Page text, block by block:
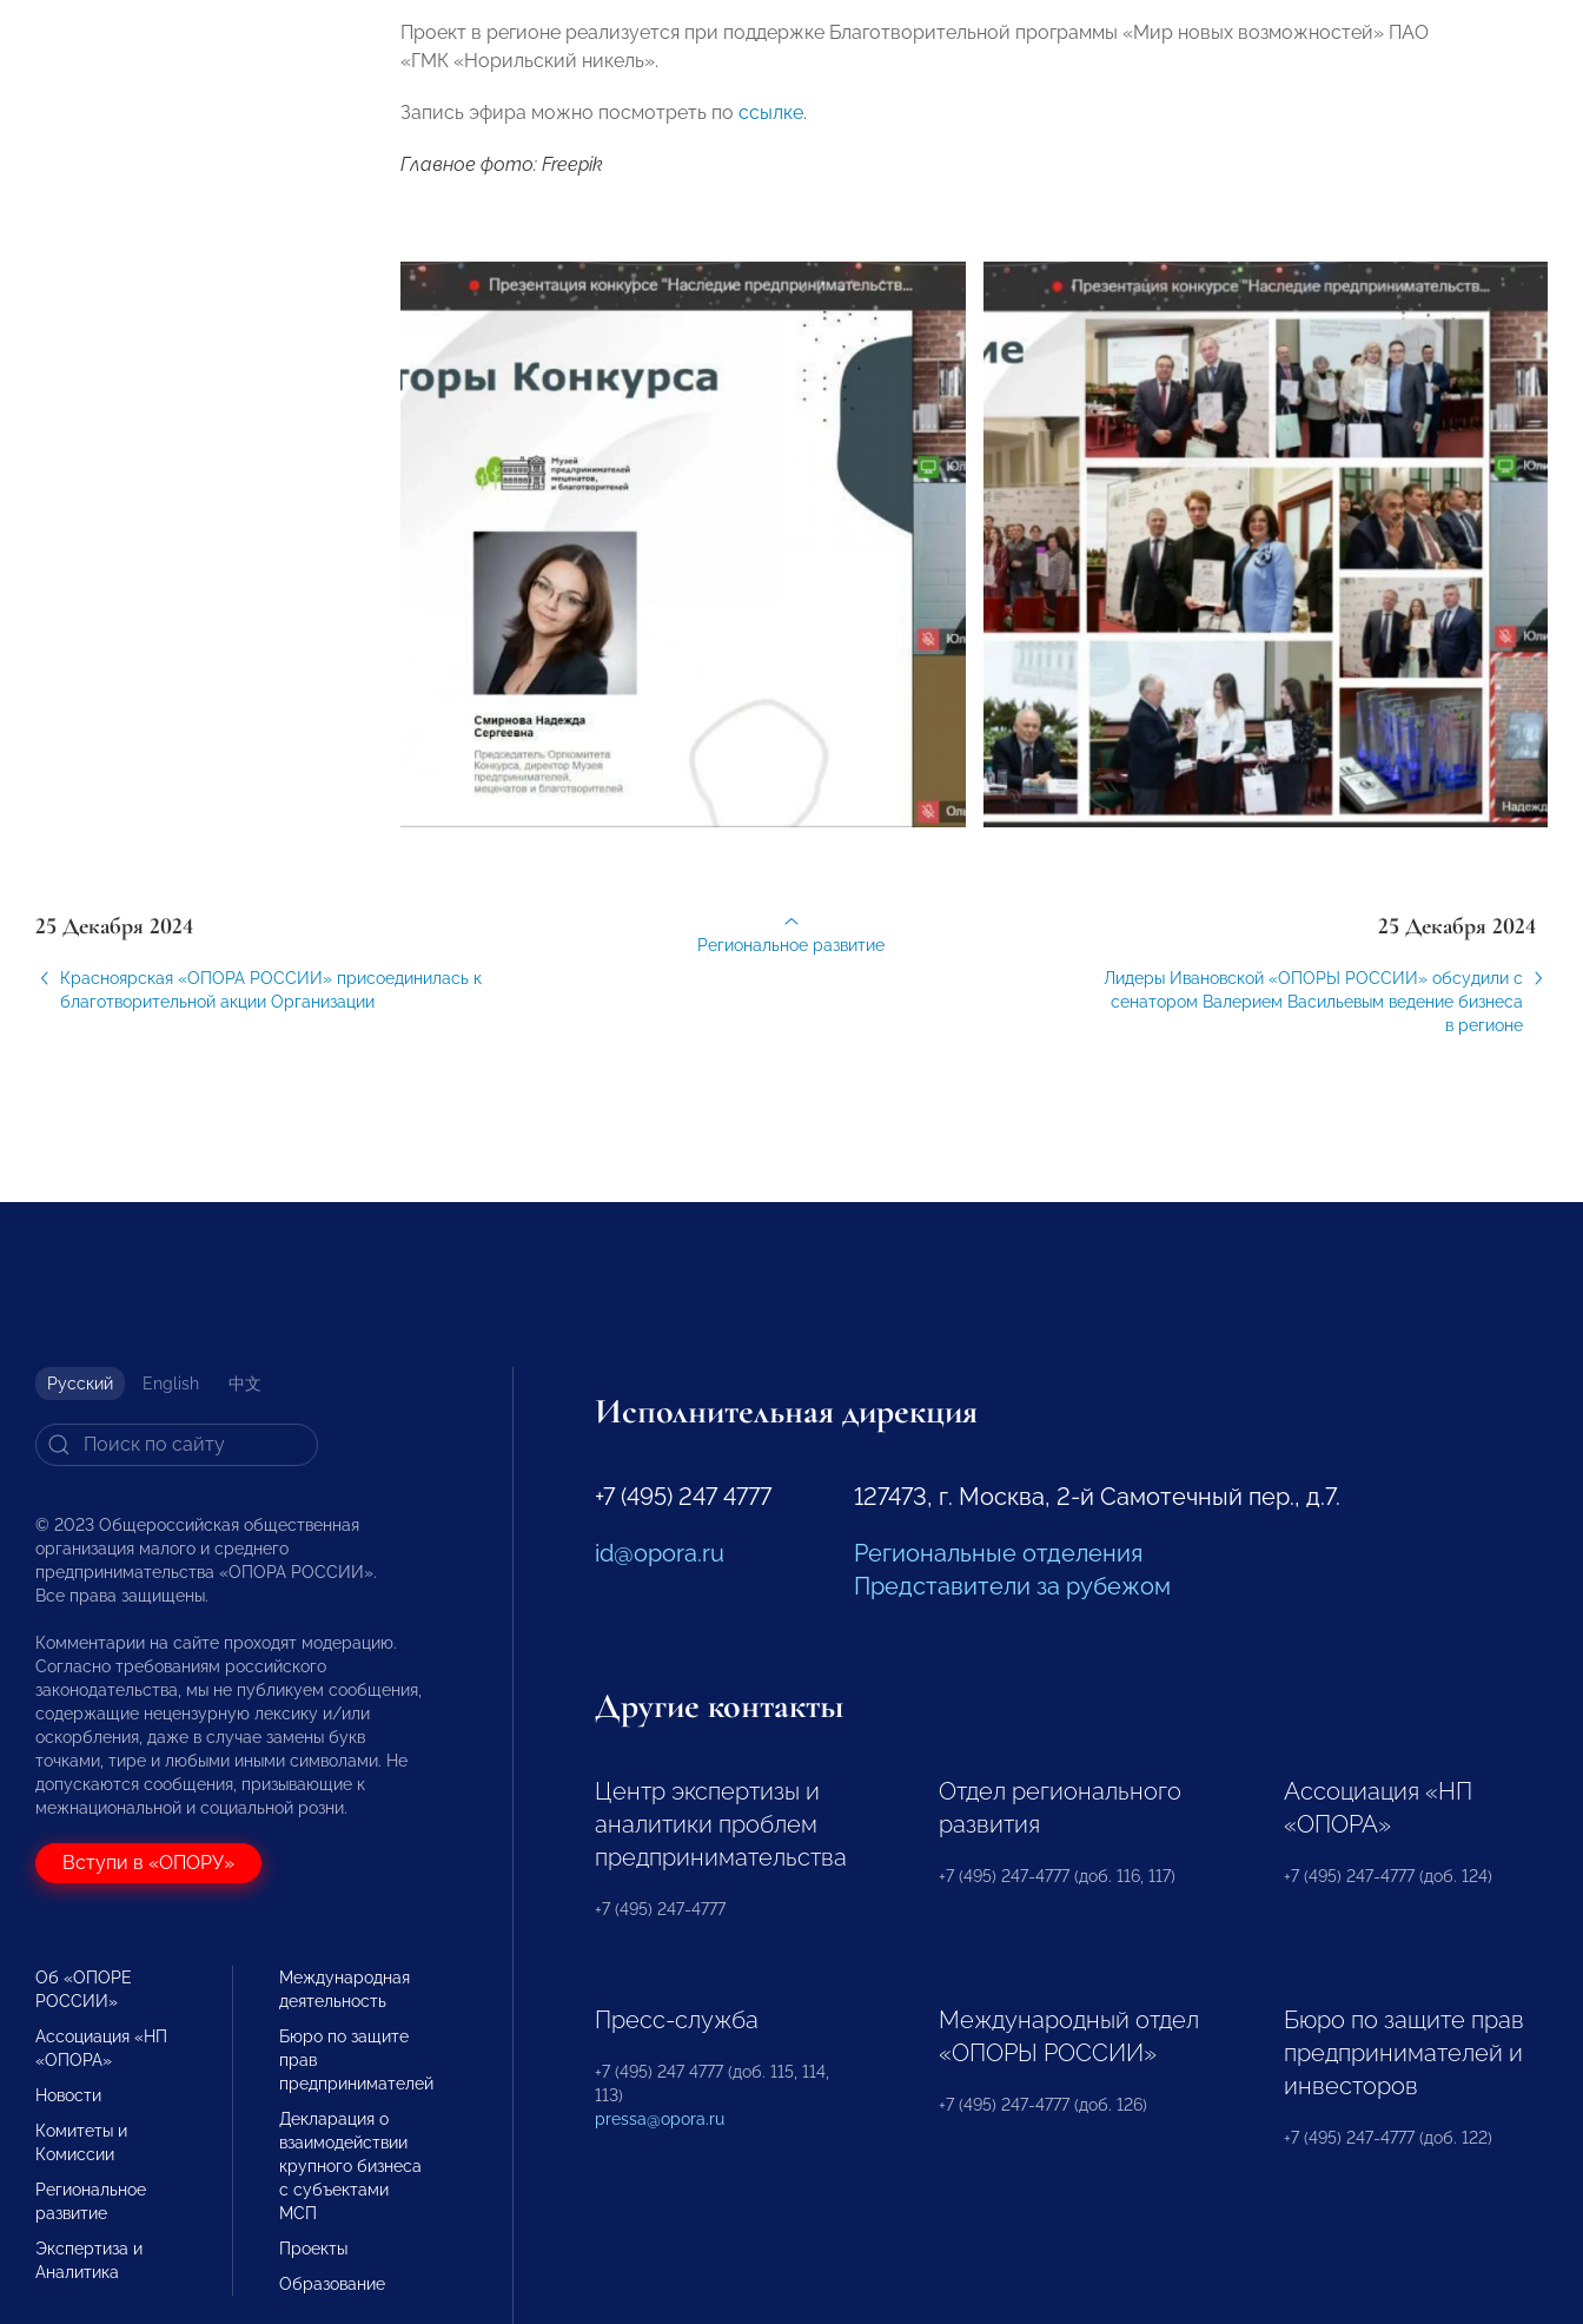
Проект в регионе реализуется при поддержке Благотворительной программы «Мир новых возможностей» ПАО
«ГМК «Норильский никель».
Запись эфира можно посмотреть по ссылке.
Главное фото: Freepik
25 Декабря 2024
Красноярская «ОПОРА РОССИИ» присоединилась к
благотворительной акции Организации
25 Декабря 2024
Лидеры Ивановской «ОПОРЫ РОССИИ» обсудили с
сенатором Валерием Васильевым ведение бизнеса
в регионе
Региональное развитие
Русский English 中文
© 2023 Общероссийская общественная
организация малого и среднего
предпринимательства «ОПОРА РОССИИ».
Все права защищены.
Комментарии на сайте проходят модерацию.
Согласно требованиям российского
законодательства, мы не публикуем сообщения,
содержащие нецензурную лексику и/или
оскорбления, даже в случае замены букв
точками, тире и любыми иными символами. Не
допускаются сообщения, призывающие к
межнациональной и социальной розни.
Вступи в «ОПОРУ»
Об «ОПОРЕ
РОССИИ»
Ассоциация «НП
«ОПОРА»
Новости
Комитеты и
Комиссии
Региональное
развитие
Экспертиза и
Аналитика
Международная
деятельность
Бюро по защите
прав
предпринимателей
Декларация о
взаимодействии
крупного бизнеса
с субъектами
МСП
Проекты
Образование
Исполнительная дирекция
+7 (495) 247 4777
id@opora.ru
127473, г. Москва, 2-й Самотечный пер., д.7.
Региональные отделения
Представители за рубежом
Другие контакты
Центр экспертизы и
аналитики проблем
предпринимательства
+7 (495) 247-4777
Отдел регионального
развития
+7 (495) 247-4777 (доб. 116, 117)
Ассоциация «НП
«ОПОРА»
+7 (495) 247-4777 (доб. 124)
Пресс-служба
+7 (495) 247 4777 (доб. 115, 114,
113)
pressa@opora.ru
Международный отдел
«ОПОРЫ РОССИИ»
+7 (495) 247-4777 (доб. 126)
Бюро по защите прав
предпринимателей и
инвесторов
+7 (495) 247-4777 (доб. 122)